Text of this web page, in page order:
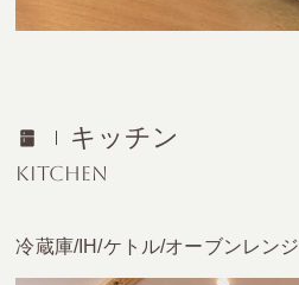
キッチン
KITCHEN
冷蔵庫/IH/ケトル/オーブンレンジ